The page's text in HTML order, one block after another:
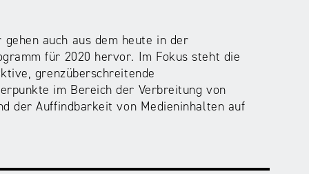
auch aus dem heute in der
für 2020 hervor. Im Fokus steht die
grenzüberschreitende
im Bereich der Verbreitung von
der Auffindbarkeit von Medieninhalten auf